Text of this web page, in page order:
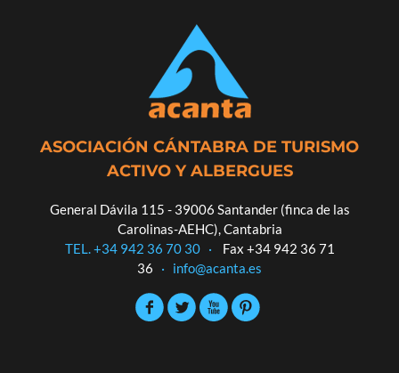
ASOCIACIÓN CÁNTABRA DE TURISMO
ACTIVO Y ALBERGUES
General Dávila 115 - 39006 Santander (finca de las
Carolinas-AEHC), Cantabria
TEL. +34 942 36 70 30 · Fax +34 942 36 71
36 · info@acanta.es